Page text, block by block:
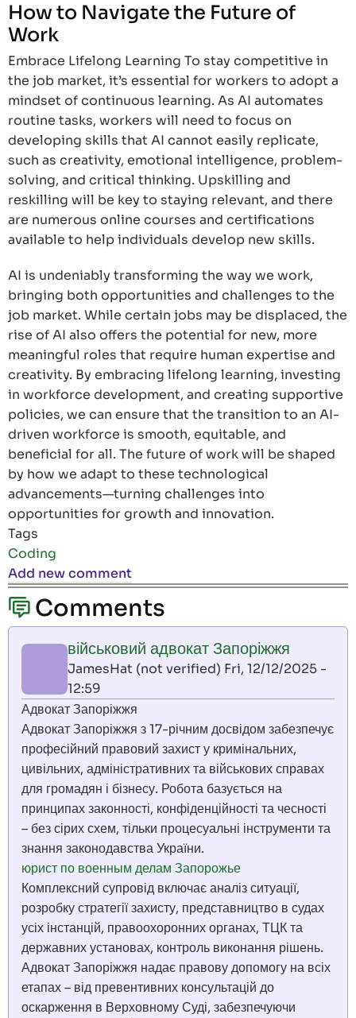
How to Navigate the Future of
Work
Embrace Lifelong Learning To stay competitive in
the job market, it’s essential for workers to adopt a
mindset of continuous learning. As AI automates
routine tasks, workers will need to focus on
developing skills that AI cannot easily replicate,
such as creativity, emotional intelligence, problem-
solving, and critical thinking. Upskilling and
reskilling will be key to staying relevant, and there
are numerous online courses and certifications
available to help individuals develop new skills.
AI is undeniably transforming the way we work,
bringing both opportunities and challenges to the
job market. While certain jobs may be displaced, the
rise of AI also offers the potential for new, more
meaningful roles that require human expertise and
creativity. By embracing lifelong learning, investing
in workforce development, and creating supportive
policies, we can ensure that the transition to an AI-
driven workforce is smooth, equitable, and
beneficial for all. The future of work will be shaped
by how we adapt to these technological
advancements—turning challenges into
opportunities for growth and innovation.
Tags
Coding
Add new comment
Comments
військовий адвокат Запоріжжя
JamesHat (not verified) Fri, 12/12/2025 -
12:59
Адвокат Запоріжжя
Адвокат Запоріжжя з 17-річним досвідом забезпечує
професійний правовий захист у кримінальних,
цивільних, адміністративних та військових справах
для громадян і бізнесу. Робота базується на
принципах законності, конфіденційності та чесності
– без сірих схем, тільки процесуальні інструменти та
знання законодавства України.
юрист по военным делам Запорожье
Комплексний супровід включає аналіз ситуації,
розробку стратегії захисту, представництво в судах
усіх інстанцій, правоохоронних органах, ТЦК та
державних установах, контроль виконання рішень.
Адвокат Запоріжжя надає правову допомогу на всіх
етапах – від превентивних консультацій до
оскарження в Верховному Суді, забезпечуючи